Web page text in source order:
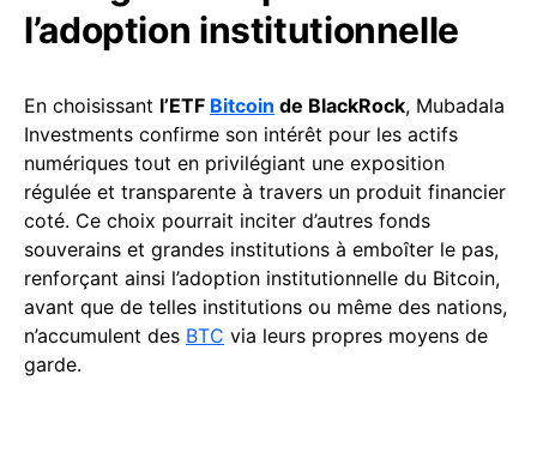
l’adoption institutionnelle
En choisissant l’ETF Bitcoin de BlackRock, Mubadala
Investments confirme son intérêt pour les actifs
numériques tout en privilégiant une exposition
régulée et transparente à travers un produit financier
coté. Ce choix pourrait inciter d’autres fonds
souverains et grandes institutions à emboîter le pas,
renforçant ainsi l’adoption institutionnelle du Bitcoin,
avant que de telles institutions ou même des nations,
n’accumulent des BTC via leurs propres moyens de
garde.